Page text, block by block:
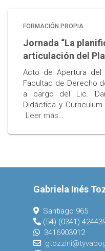
FORMACIÓN PROPIA
Jornada “La
articulación del
Acto de Apertura del
Facultad de Derecho
a cargo del Lic.
Didáctica y
Leer más…
Gabriela Inés
Santiago 965
(54) (0341)
3416903912